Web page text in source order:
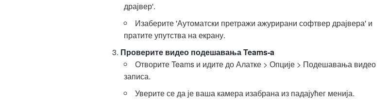
драјвер'.
Изаберите 'Аутоматски претражи ажурирани софтвер драјвера' и
пратите упутства на екрану.
Проверите видео подешавања Teams-a
Отворите Teams и идите до Алатке > Опције > Подешавања видео
записа.
Уверите се да је ваша камера изабрана из падајућег менија.